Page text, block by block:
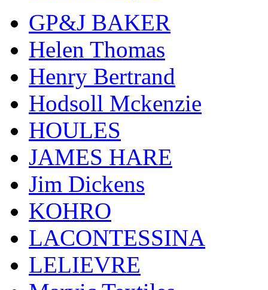
GP&J BAKER
Helen Thomas
Henry Bertrand
Hodsoll Mckenzie
HOULES
JAMES HARE
Jim Dickens
KOHRO
LACONTESSINA
LELIEVRE